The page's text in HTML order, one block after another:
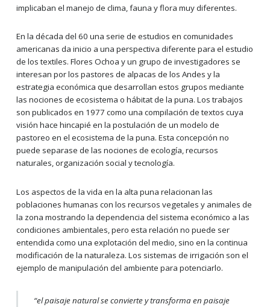
implicaban el manejo de clima, fauna y flora muy diferentes.
En la década del 60 una serie de estudios en comunidades
americanas da inicio a una perspectiva diferente para el estudio
de los textiles. Flores Ochoa y un grupo de investigadores se
interesan por los pastores de alpacas de los Andes y la
estrategia económica que desarrollan estos grupos mediante
las nociones de ecosistema o hábitat de la puna. Los trabajos
son publicados en 1977 como una compilación de textos cuya
visión hace hincapié en la postulación de un modelo de
pastoreo en el ecosistema de la puna. Esta concepción no
puede separase de las nociones de ecología, recursos
naturales, organización social y tecnología.
Los aspectos de la vida en la alta puna relacionan las
poblaciones humanas con los recursos vegetales y animales de
la zona mostrando la dependencia del sistema económico a las
condiciones ambientales, pero esta relación no puede ser
entendida como una explotación del medio, sino en la continua
modificación de la naturaleza. Los sistemas de irrigación son el
ejemplo de manipulación del ambiente para potenciarlo.
“el paisaje natural se convierte y transforma en paisaje